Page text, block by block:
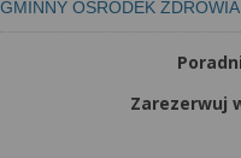
GMINNY OŚRODEK
Zarezerwuj